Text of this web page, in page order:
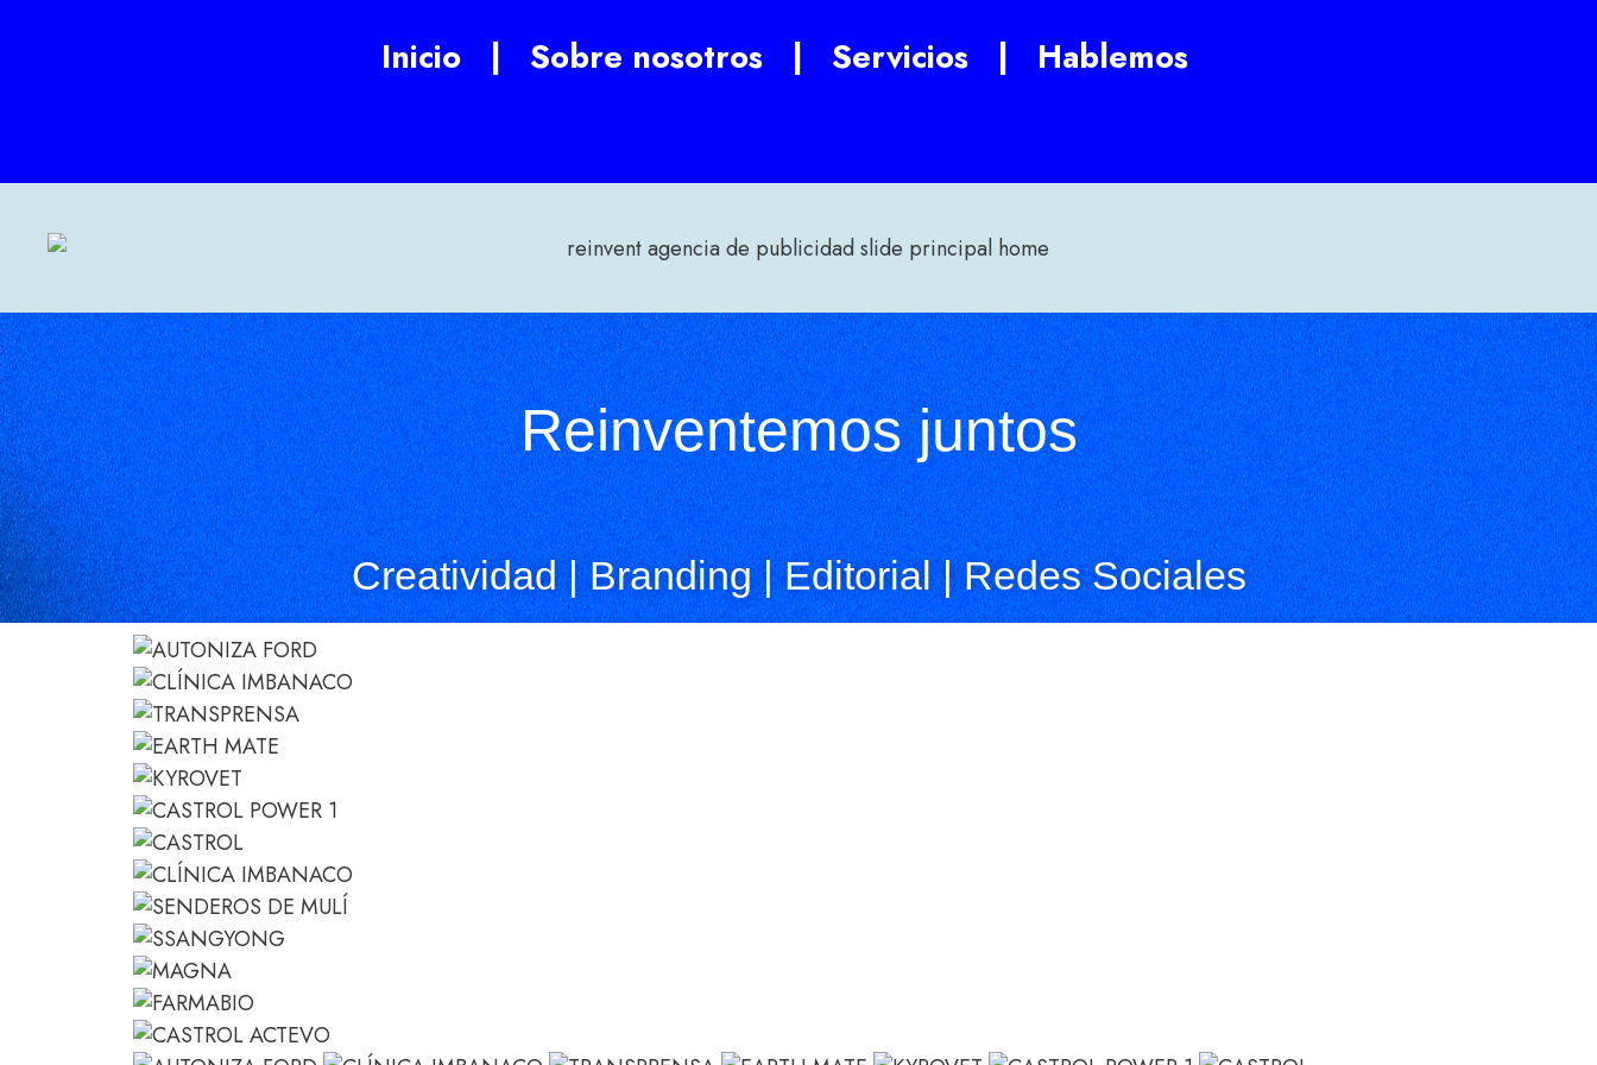
Inicio| Sobre nosotros| Servicios| Hablemos
Reinventemos juntos
Creatividad|Branding|Editorial|Redes Sociales